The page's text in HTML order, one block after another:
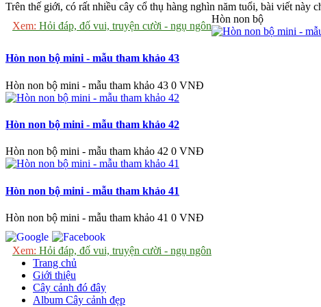
Trên thế giới, có rất nhiều cây cổ thụ hàng nghìn năm tuổi, bài viết này
Xem: Hỏi đáp, đố vui, truyện cười - ngụ ngôn
Hòn non bộ
Hòn non bộ mini - mẫu tham khảo 43
Hòn non bộ mini - mẫu tham khảo 43 0 VNĐ
Hòn non bộ mini - mẫu tham khảo 42
Hòn non bộ mini - mẫu tham khảo 42 0 VNĐ
Hòn non bộ mini - mẫu tham khảo 41
Hòn non bộ mini - mẫu tham khảo 41 0 VNĐ
Xem: Hỏi đáp, đố vui, truyện cười - ngụ ngôn
Trang chủ
Giới thiệu
Cây cảnh đó đây
Album Cây cảnh đẹp